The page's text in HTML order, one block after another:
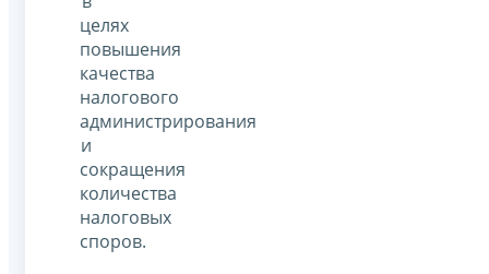
целях
повышения
качества
налогового
администрирования
и
сокращения
количества
налоговых
споров.